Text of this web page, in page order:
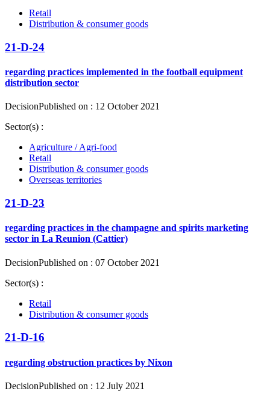
Retail
Distribution & consumer goods
21-D-24
regarding practices implemented in the football equipment
distribution sector
DecisionPublished on : 12 October 2021
Sector(s) :
Agriculture / Agri-food
Retail
Distribution & consumer goods
Overseas territories
21-D-23
regarding practices in the champagne and spirits marketing
sector in La Reunion (Cattier)
DecisionPublished on : 07 October 2021
Sector(s) :
Retail
Distribution & consumer goods
21-D-16
regarding obstruction practices by Nixon
DecisionPublished on : 12 July 2021